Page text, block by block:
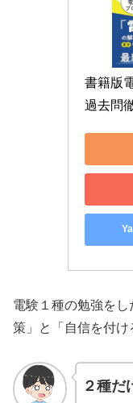
書籍版
過去問
電験１種の勉強を
策」と「自信を付け
２種だ